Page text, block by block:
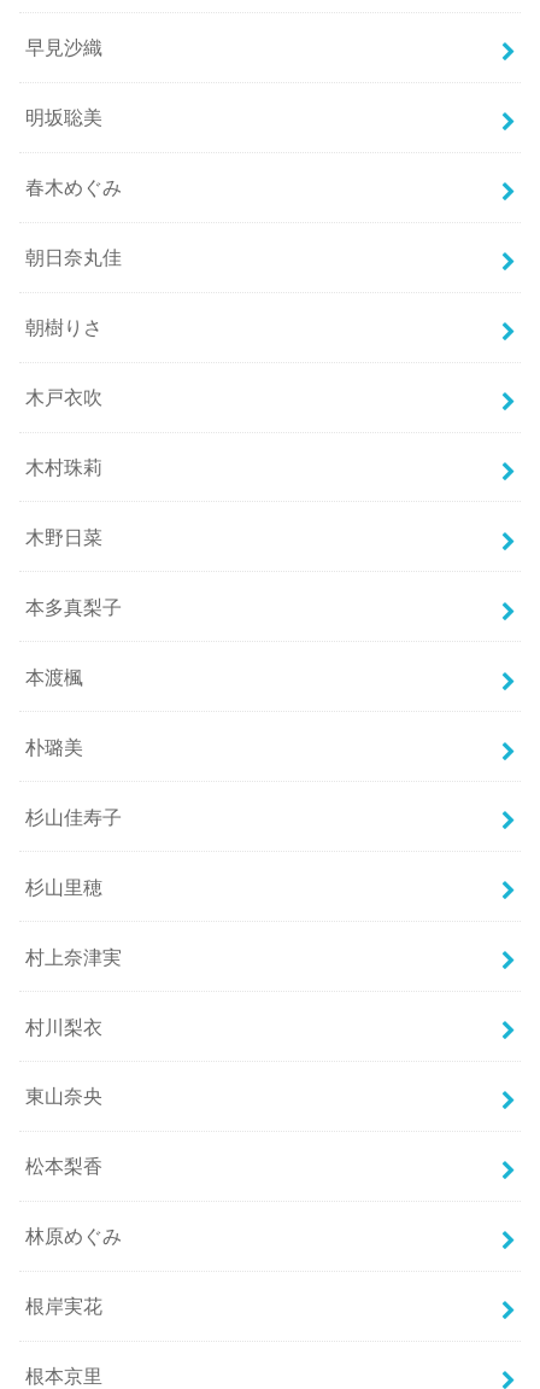
早見沙織
明坂聡美
春木めぐみ
朝日奈丸佳
朝樹りさ
木戸衣吹
木村珠莉
木野日菜
本多真梨子
本渡楓
朴璐美
杉山佳寿子
杉山里穂
村上奈津実
村川梨衣
東山奈央
松本梨香
林原めぐみ
根岸実花
根本京里